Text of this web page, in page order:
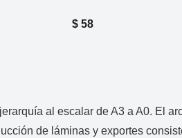
$ 58
al escalar de A3 a A0. El
de láminas y exportes